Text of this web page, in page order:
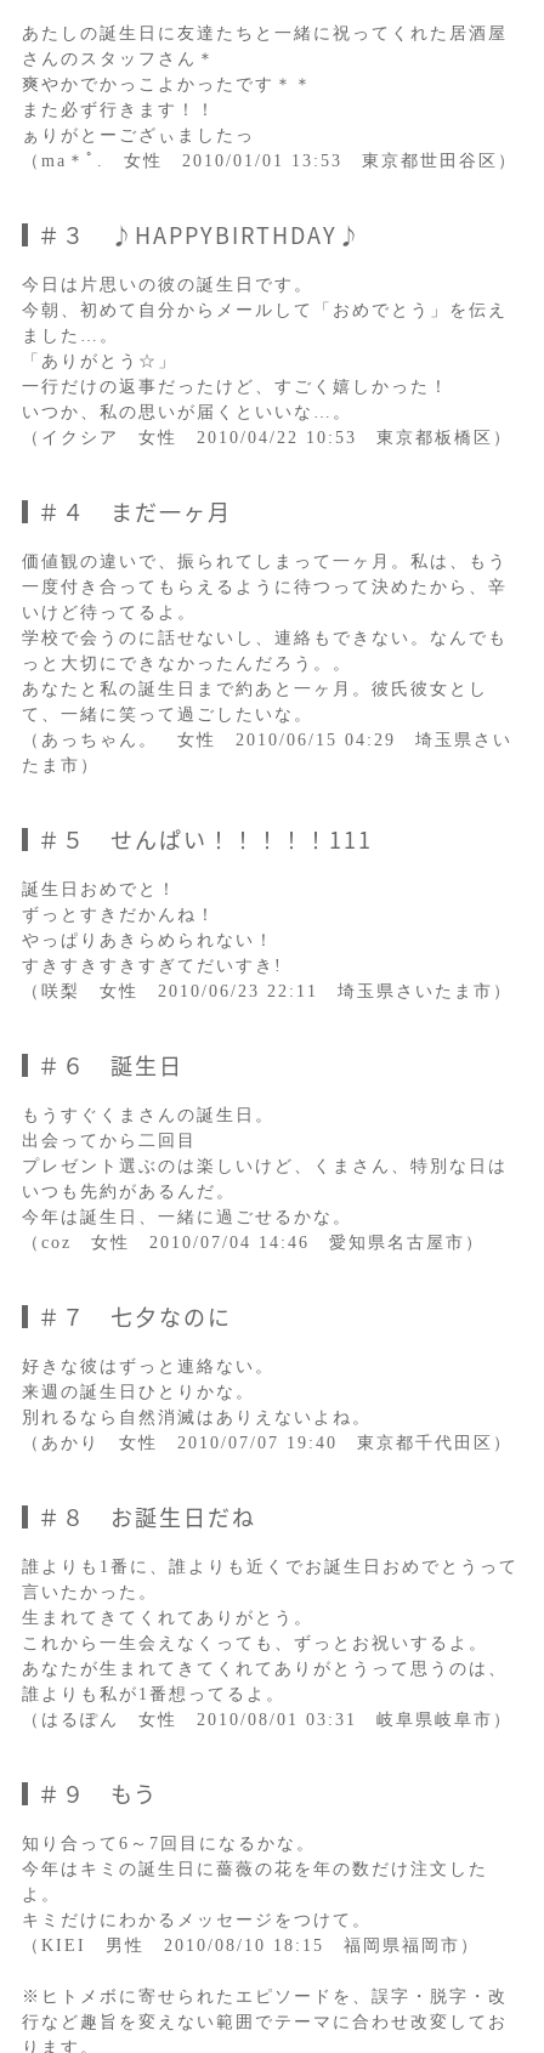
あたしの誕生日に友達たちと一緒に祝ってくれた居酒屋
さんのスタッフさん＊
爽やかでかっこよかったです＊＊
また必ず行きます！！
ぁりがとーござぃましたっ
（ma＊ﾟ. 女性 2010/01/01 13:53 東京都世田谷区）
＃３ ♪HAPPYBIRTHDAY♪
今日は片思いの彼の誕生日です。
今朝、初めて自分からメールして「おめでとう」を伝え
ました…。
「ありがとう☆」
一行だけの返事だったけど、すごく嬉しかった！
いつか、私の思いが届くといいな…。
（イクシア 女性 2010/04/22 10:53 東京都板橋区）
＃４ まだ一ヶ月
価値観の違いで、振られてしまって一ヶ月。私は、もう
一度付き合ってもらえるように待つって決めたから、辛
いけど待ってるよ。
学校で会うのに話せないし、連絡もできない。なんでも
っと大切にできなかったんだろう。。
あなたと私の誕生日まで約あと一ヶ月。彼氏彼女とし
て、一緒に笑って過ごしたいな。
（あっちゃん。 女性 2010/06/15 04:29 埼玉県さい
たま市）
＃５ せんぱい！！！！！111
誕生日おめでと！
ずっとすきだかんね！
やっぱりあきらめられない！
すきすきすきすぎてだいすき!
（咲梨 女性 2010/06/23 22:11 埼玉県さいたま市）
＃６ 誕生日
もうすぐくまさんの誕生日。
出会ってから二回目
プレゼント選ぶのは楽しいけど、くまさん、特別な日は
いつも先約があるんだ。
今年は誕生日、一緒に過ごせるかな。
（coz 女性 2010/07/04 14:46 愛知県名古屋市）
＃７ 七夕なのに
好きな彼はずっと連絡ない。
来週の誕生日ひとりかな。
別れるなら自然消滅はありえないよね。
（あかり 女性 2010/07/07 19:40 東京都千代田区）
＃８ お誕生日だね
誰よりも1番に、誰よりも近くでお誕生日おめでとうって
言いたかった。
生まれてきてくれてありがとう。
これから一生会えなくっても、ずっとお祝いするよ。
あなたが生まれてきてくれてありがとうって思うのは、
誰よりも私が1番想ってるよ。
（はるぽん 女性 2010/08/01 03:31 岐阜県岐阜市）
＃９ もう
知り合って6～7回目になるかな。
今年はキミの誕生日に薔薇の花を年の数だけ注文した
よ。
キミだけにわかるメッセージをつけて。
（KIEI 男性 2010/08/10 18:15 福岡県福岡市）
※ヒトメボに寄せられたエピソードを、誤字・脱字・改
行など趣旨を変えない範囲でテーマに合わせ改変してお
ります。